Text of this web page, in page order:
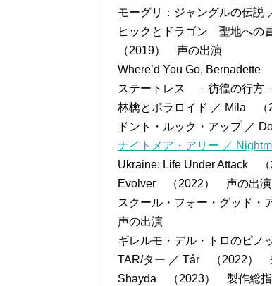
モーグリ：ジャングルの伝
ヒックとドラゴン 聖地への
（2019） 声の出演
Where’d You Go,
ステートレス －彷徨の行方
林檎とポラロイド ／ Mila
ドント・ルック・アップ ／
ナイトメア・アリー ／
Ukraine: Life Under Attack
Evolver （2022） 声の出演
スクール・フォー・グッド
声の出演
ギレルモ・デル・トロのピ
TAR/ター ／ Tár （2022）
Shayda （2023） 製作総